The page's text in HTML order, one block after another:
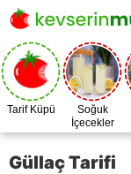
Tarif Küpü
Soğuk
İçecekler
Güllaç Tarifi